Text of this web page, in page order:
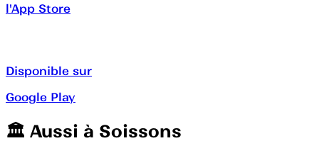
l'App Store
Disponible sur
Google Play
🏛️️ Aussi à Soissons